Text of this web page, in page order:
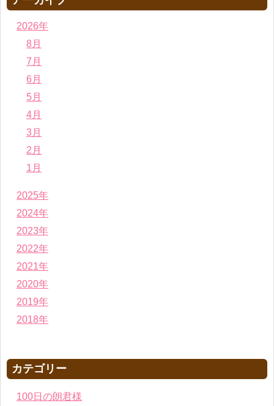
2026年
8月
7月
6月
5月
4月
3月
2月
1月
2025年
2024年
2023年
2022年
2021年
2020年
2019年
2018年
カテゴリー
100日の朗君様